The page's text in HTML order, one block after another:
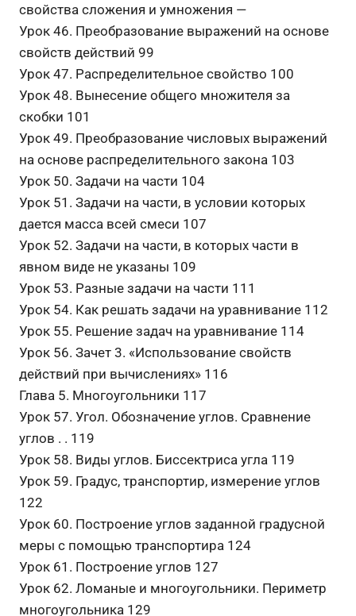
свойства сложения и умножения —
Урок 46. Преобразование выражений на основе
свойств действий 99
Урок 47. Распределительное свойство 100
Урок 48. Вынесение общего множителя за
скобки 101
Урок 49. Преобразование числовых выражений
на основе распределительного закона 103
Урок 50. Задачи на части 104
Урок 51. Задачи на части, в условии которых
дается масса всей смеси 107
Урок 52. Задачи на части, в которых части в
явном виде не указаны 109
Урок 53. Разные задачи на части 111
Урок 54. Как решать задачи на уравнивание 112
Урок 55. Решение задач на уравнивание 114
Урок 56. Зачет 3. «Использование свойств
действий при вычислениях» 116
Глава 5. Многоугольники 117
Урок 57. Угол. Обозначение углов. Сравнение
углов . . 119
Урок 58. Виды углов. Биссектриса угла 119
Урок 59. Градус, транспортир, измерение углов
122
Урок 60. Построение углов заданной градусной
меры с помощью транспортира 124
Урок 61. Построение углов 127
Урок 62. Ломаные и многоугольники. Периметр
многоугольника 129